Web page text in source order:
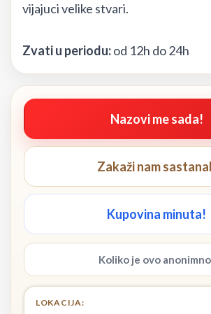
vijajuci velike stvari.
Zvati u periodu:od 12h do 24h
Nazovi me sada!
Zakaži nam
Kupovina minuta!
Koliko je ovo
LOKACIJA: